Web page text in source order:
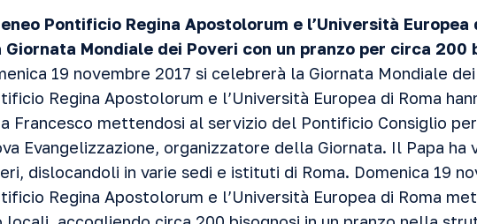
Pontificio Regina Apostolorum e l’Università
Giornata Mondiale dei Poveri con un pranzo per circa 200
19 novembre 2017 si celebrerà la Giornata Mondiale dei
Regina Apostolorum e l’Università Europea di Roma
Francesco mettendosi al servizio del Pontificio Consiglio
Evangelizzazione, organizzatore della Giornata. Il Papa
dislocandoli in varie sedi e istituti di Roma. Domenica 19
Regina Apostolorum e l’Università Europea di Roma